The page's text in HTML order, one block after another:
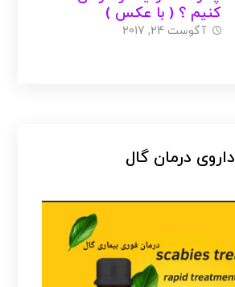
کنیم ؟ ( با عکس )
آگوست 24, 2017
داروی درمان گال